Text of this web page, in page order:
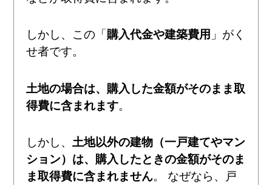
しかし、この「 購入代金や建築費用 」がく
せ者です。
土地の場合は、購入した金額がそのまま取
得費に含まれます。
しかし、 土地以外の建物（一戸建てやマン
ション）は、購入したときの金額がそのま
ま取得費に含まれません。 なぜなら、戸